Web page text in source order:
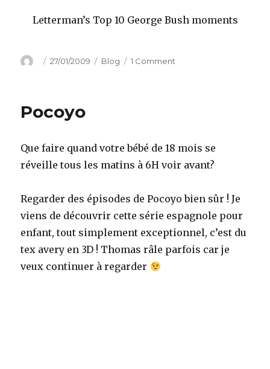
Letterman’s Top 10 George Bush moments
Author
Posted
27/01/2009 Categories
Blog 1 Comment
Pocoyo
Que faire quand votre bébé de 18 mois se
réveille tous les matins à 6H voir avant?
Regarder des épisodes de Pocoyo bien sûr ! Je
viens de découvrir cette série espagnole pour
enfant, tout simplement exceptionnel, c’est du
tex avery en 3D ! Thomas râle parfois car je
veux continuer à regarder